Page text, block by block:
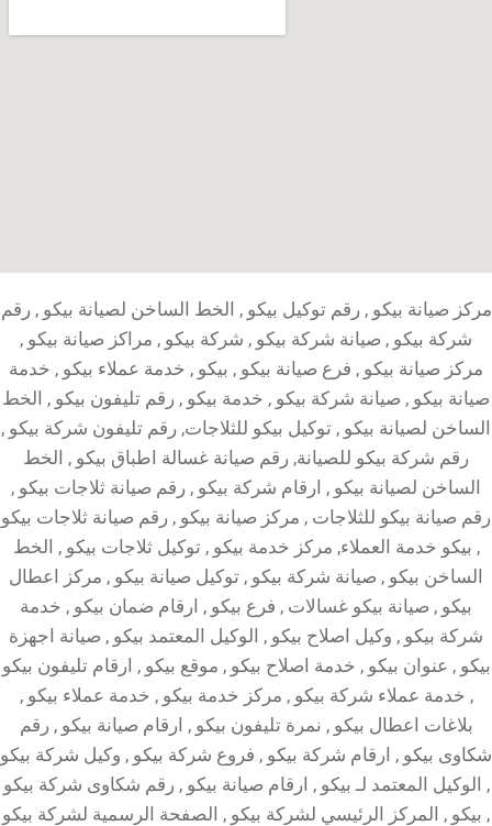
مركز صيانة بيكو , رقم توكيل بيكو , الخط الساخن لصيانة بيكو , رقم
شركة بيكو , صيانة شركة بيكو , شركة بيكو , مراكز صيانة بيكو ,
مركز صيانة بيكو , فرع صيانة بيكو , بيكو , خدمة عملاء بيكو , خدمة
صيانة بيكو , صيانة شركة بيكو , خدمة بيكو , رقم تليفون بيكو , الخط
الساخن لصيانة بيكو , توكيل بيكو للثلاجات, رقم تليفون شركة بيكو ,
رقم شركة بيكو للصيانة, رقم صيانة غسالة اطباق بيكو , الخط
الساخن لصيانة بيكو , ارقام شركة بيكو , رقم صيانة ثلاجات بيكو ,
رقم صيانة بيكو للثلاجات , مركز صيانة بيكو , رقم صيانة ثلاجات بيكو
, بيكو خدمة العملاء, مركز خدمة بيكو , توكيل ثلاجات بيكو , الخط
الساخن بيكو , صيانة شركة بيكو , توكيل صيانة بيكو , مركز اعطال
بيكو , صيانة بيكو غسالات , فرع بيكو , ارقام ضمان بيكو , خدمة
شركة بيكو , وكيل اصلاح بيكو , الوكيل المعتمد بيكو , صيانة اجهزة
بيكو , عنوان بيكو , خدمة اصلاح بيكو , موقع بيكو , ارقام تليفون بيكو
, خدمة عملاء شركة بيكو , مركز خدمة بيكو , خدمة عملاء بيكو ,
بلاغات اعطال بيكو , نمرة تليفون بيكو , ارقام صيانة بيكو , رقم
شكاوى بيكو , ارقام شركة بيكو , فروع شركة بيكو , وكيل شركة بيكو
, الوكيل المعتمد لـ بيكو , ارقام صيانة بيكو , رقم شكاوى شركة بيكو
, بيكو , المركز الرئيسي لشركة بيكو , الصفحة الرسمية لشركة بيكو